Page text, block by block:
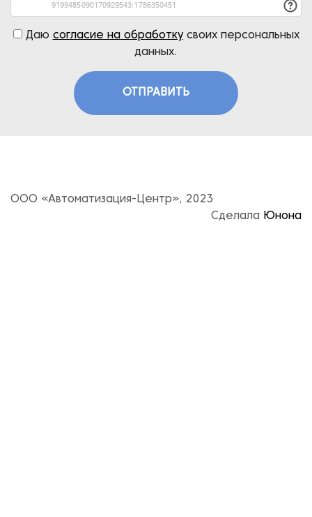
Даю согласие на обработкусвоих персональных
данных.
ОТПРАВИТЬ
ООО «Автоматизация-Центр», 2023
Сделала
Юнона